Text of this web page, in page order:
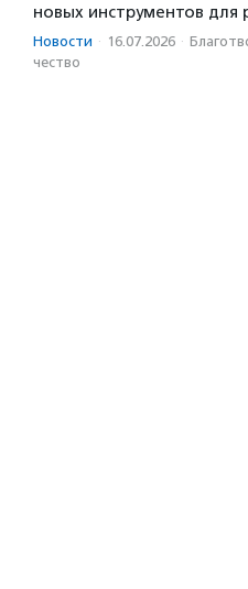
новых инструментов
Новости · 16.07.2026 ·
чест­во